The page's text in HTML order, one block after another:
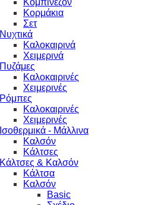
Κομπινεζόν
Κορμάκια
Σετ
Νυχτικά
Καλοκαιρινά
Χειμερινά
Πυζάμες
Καλοκαιρινές
Χειμερινές
Ρόμπες
Καλοκαιρινές
Χειμερινές
Ισοθερμικά - Μάλλινα
Καλσόν
Κάλτσες
Κάλτσες & Καλσόν
Κάλτσα
Καλσόν
Basic